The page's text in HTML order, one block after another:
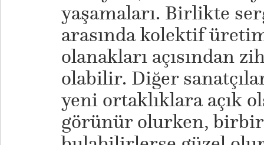
yaşamaları. Birlikte
arasında kolektif
olanakları açısından
olabilir. Diğer
yeni ortaklıklara açık
görünür olurken,